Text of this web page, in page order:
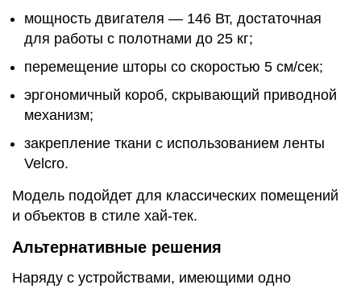
мощность двигателя — 146 Вт, достаточная
для работы с полотнами до 25 кг;
перемещение шторы со скоростью 5 см/сек;
эргономичный короб, скрывающий приводной
механизм;
закрепление ткани с использованием ленты
Velcro.
Модель подойдет для классических помещений
и объектов в стиле хай-тек.
Альтернативные решения
Наряду с устройствами, имеющими одно